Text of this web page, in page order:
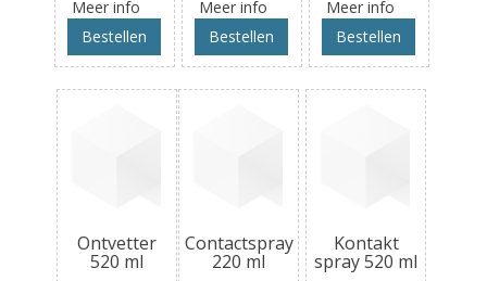
Meer info
Bestellen
Meer info
Bestellen
Meer info
Bestellen
Ontvetter
520 ml
Contactspray
220 ml
Kontakt
spray 520 ml